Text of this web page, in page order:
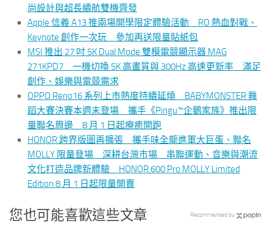
尚設計與超長續航雙機齊發
Apple 信義 A13 推兩場開學限定體驗活動 RO 熱血對戰、
Keynote 創作一次玩 參加再送限量貼紙包
MSI 推出 27 吋 5K Dual Mode 雙模電競顯示器 MAG
271KPD7 一機切換 5K 高畫質與 300Hz 高速更新率 滿足
創作、娛樂與電競需求
OPPO Reno16 系列上市熱度持續延燒 BABYMONSTER 舞
蹈大賽決賽本週末登場 攜手《Pingu™企鵝家族》推出限
量聯名周邊 8 月 1 日起療癒開跑
HONOR 跨界版圖再擴張 攜手味全龍進軍大巨蛋、聯名
MOLLY 限量登場 深耕台灣市場 串聯運動、音樂與潮流
文化打造品牌新體驗 HONOR 600 Pro MOLLY Limited
Edition 8 月 1 日起限量開賣
您也可能喜歡這些文章 Recommended by